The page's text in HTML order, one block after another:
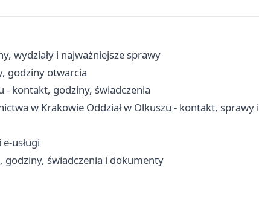
wydziały i najważniejsze sprawy
godziny otwarcia
- kontakt, godziny, świadczenia
w Krakowie Oddział w Olkuszu - kontakt, sprawy i
usługi
godziny, świadczenia i dokumenty